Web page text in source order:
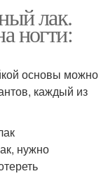
лак.
ногти:
основы можно
каждый из
нужно